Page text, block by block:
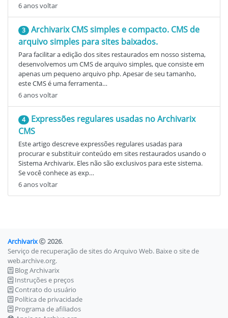
6 anos voltar
3
Archivarix CMS simples e compacto. CMS de
arquivo simples para sites baixados.
Para facilitar a edição dos sites restaurados em nosso sistema,
desenvolvemos um CMS de arquivo simples, que consiste em
apenas um pequeno arquivo php. Apesar de seu tamanho,
este CMS é uma ferramenta…
6 anos voltar
4
Expressões regulares usadas no Archivarix
CMS
Este artigo descreve expressões regulares usadas para
procurar e substituir conteúdo em sites restaurados usando o
Sistema Archivarix. Eles não são exclusivos para este sistema.
Se você conhece as exp…
6 anos voltar
Archivarix 2026.
Serviço de recuperação de sites do Arquivo Web. Baixe o site de
web.archive.org.
Blog Archivarix
Instruções e preços
Contrato do usuário
Política de privacidade
Programa de afiliados